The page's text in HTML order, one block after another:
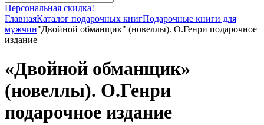
Персональная скидка!
ГлавнаяКаталог подарочных книгПодарочные книги для
мужчин"Двойной обманщик" (новеллы). О.Генри подарочное
издание
«Двойной обманщик»
(новеллы). О.Генри
подарочное издание